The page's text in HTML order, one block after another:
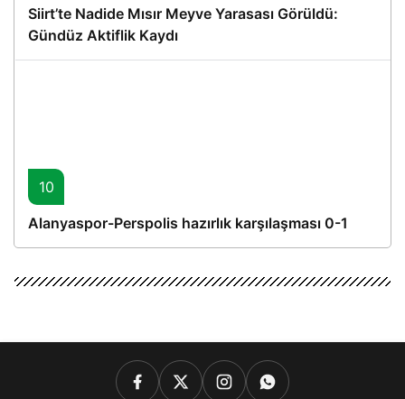
Siirt’te Nadide Mısır Meyve Yarasası Görüldü:
Gündüz Aktiflik Kaydı
10
Alanyaspor-Perspolis hazırlık karşılaşması 0-1